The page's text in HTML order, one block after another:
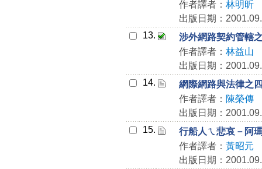
作者譯者： 林明昕
出版日期：
13.
涉外網路契約管轄
作者譯者： 林益山
出版日期：
14.
網際網路與法律之
作者譯者： 陳榮傳
出版日期：
15.
行船人ㄟ悲哀－阿
作者譯者： 黃昭元
出版日期：